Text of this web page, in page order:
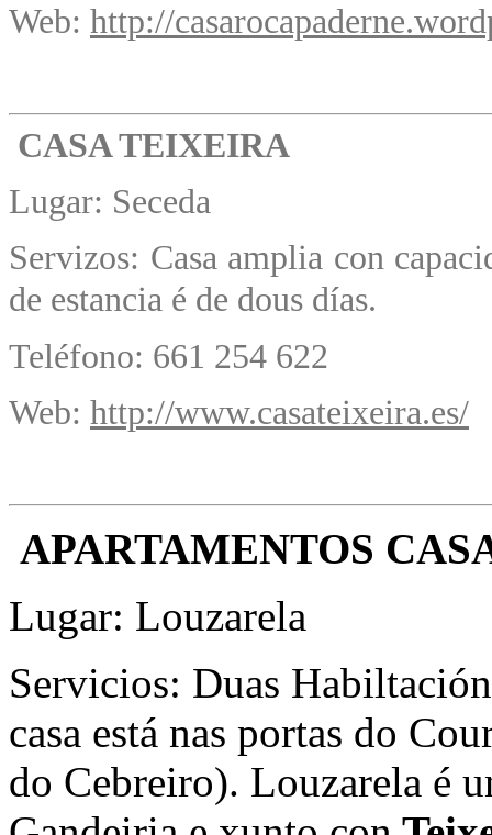
Web: http://
CASA TEIXEIRA
Lugar: Seceda
Servizos: Casa amplia con
de estancia é de dous días.
Teléfono: 661 254 622
Web: http://www.casateixeira.es/
APARTAMENTOS
Lugar: Louzarela
Servicios: Duas
casa está nas portas do
do Cebreiro). Louzarela é